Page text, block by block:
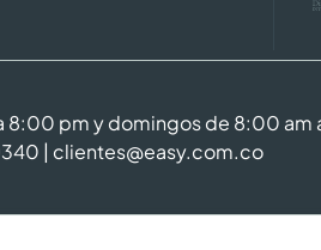
8:00 pm y domingos de 8:00 am
| clientes@easy.com.co